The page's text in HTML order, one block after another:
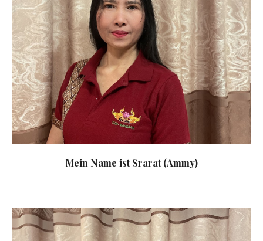
Mein Name ist Srarat (Ammy)